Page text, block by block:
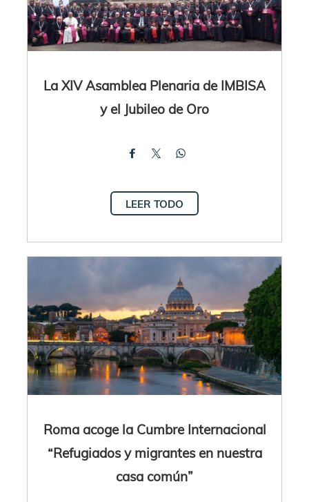
La XIV Asamblea Plenaria de IMBISA
y el Jubileo de Oro
LEER TODO
Roma acoge la Cumbre Internacional
“Refugiados y migrantes en nuestra
casa común”